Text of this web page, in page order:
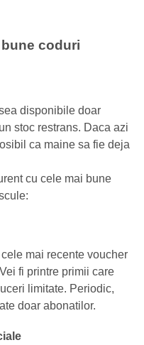
coduri
disponibile doar
stoc restrans. Daca azi
ca maine sa fie deja
cu cele mai bune
mai recente voucher
fi printre primii care
limitate. Periodic,
doar abonatilor.